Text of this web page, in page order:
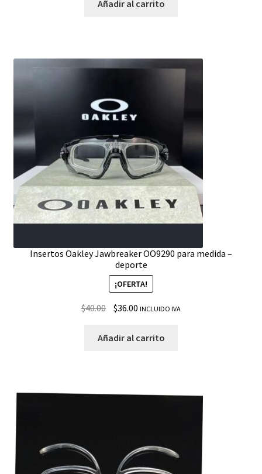
Añadir al carrito
Insertos Oakley Jawbreaker OO9290 para medida –
deporte
¡OFERTA!
$40.00 $36.00 INCLUIDO IVA
Añadir al carrito